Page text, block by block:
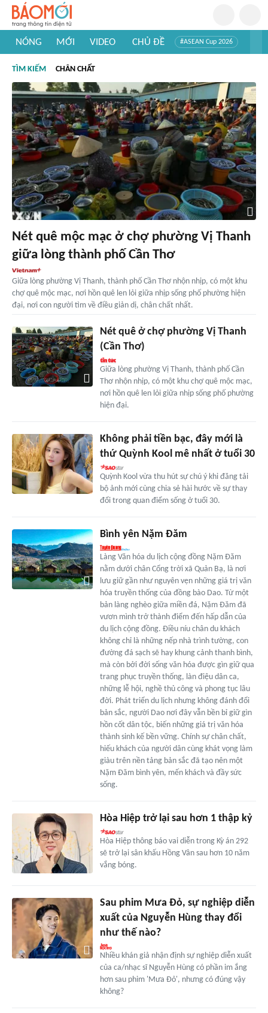
NÓNG MỚI VIDEO CHỦ ĐỀ #ASEAN Cup 2026
#Khám phá thế giới
TÌM KIẾM CHÂN CHẤT
Nét quê mộc mạc ở chợ phường Vị Thanh
giữa lòng thành phố Cần Thơ
Giữa lòng phường Vị Thanh, thành phố Cần Thơ nhộn nhịp, có một khu
chợ quê mộc mạc, nơi hồn quê len lỏi giữa nhịp sống phố phường hiện
đại, nơi con người tìm về điều giản dị, chân chất nhất.
Nét quê ở chợ phường Vị Thanh
(Cần Thơ)
Giữa lòng phường Vị Thanh, thành phố Cần
Thơ nhộn nhịp, có một khu chợ quê mộc mạc,
nơi hồn quê len lỏi giữa nhịp sống phố phường
hiện đại.
Không phải tiền bạc, đây mới là
thứ Quỳnh Kool mê nhất ở tuổi 30
Quỳnh Kool vừa thu hút sự chú ý khi đăng tải
bộ ảnh mới cùng chia sẻ hài hước về sự thay
đổi trong quan điểm sống ở tuổi 30.
Bình yên Nặm Đăm
Làng Văn hóa du lịch cộng đồng Nặm Đăm
nằm dưới chân Cổng trời xã Quản Bạ, là nơi
lưu giữ gần như nguyên vẹn những giá trị văn
hóa truyền thống của đồng bào Dao. Từ một
bản làng nghèo giữa miền đá, Nặm Đăm đã
vươn mình trở thành điểm đến hấp dẫn của
du lịch cộng đồng. Điều níu chân du khách
không chỉ là những nếp nhà trình tường, con
đường đá sạch sẽ hay khung cảnh thanh bình,
mà còn bởi đời sống văn hóa được gìn giữ qua
trang phục truyền thống, làn điệu dân ca,
những lễ hội, nghề thủ công và phong tục lâu
đời. Phát triển du lịch nhưng không đánh đổi
bản sắc, người Dao nơi đây vẫn bền bỉ giữ gìn
hồn cốt dân tộc, biến những giá trị văn hóa
thành sinh kế bền vững. Chính sự chân chất,
hiếu khách của người dân cùng khát vọng làm
giàu trên nền tảng bản sắc đã tạo nên một
Nặm Đăm bình yên, mến khách và đầy sức
sống.
Hòa Hiệp trở lại sau hơn 1 thập kỷ
Hòa Hiệp thông báo vai diễn trong Kỳ án 292
sẽ trở lại sân khấu Hồng Vân sau hơn 10 năm
vắng bóng.
Sau phim Mưa Đỏ, sự nghiệp diễn
xuất của Nguyễn Hùng thay đổi
như thế nào?
Nhiều khán giả nhận định sự nghiệp diễn xuất
của ca/nhạc sĩ Nguyễn Hùng có phần im ắng
hơn sau phim 'Mưa Đỏ', nhưng có đúng vậy
không?